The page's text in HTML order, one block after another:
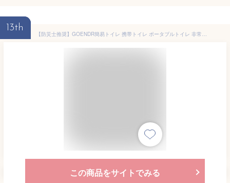
13th
【防災士推奨】GOENDR簡易トイレ 携帯トイレ ポータブルトイレ 非常用トイレ 防災グッズ 災害用 介護 小物ホルダー付き 強化型防災 トイレ 耐荷重150kg 地震/災害/アウトドア/台風/洪水/災害時/断水時/介護用 排便袋&凝固剤付き 折りたたみ グリーン
この商品をサイトでみる